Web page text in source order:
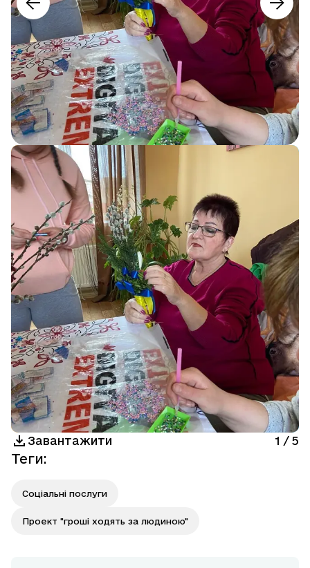
Завантажити 1 / 5
Теги:
Соціальні послуги
Проект "гроші ходять за людиною"